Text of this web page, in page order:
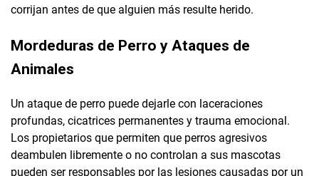
corrijan antes de que alguien más resulte herido.
Mordeduras de Perro y Ataques de
Animales
Un ataque de perro puede dejarle con laceraciones
profundas, cicatrices permanentes y trauma emocional.
Los propietarios que permiten que perros agresivos
deambulen libremente o no controlan a sus mascotas
pueden ser responsables por las lesiones causadas por un